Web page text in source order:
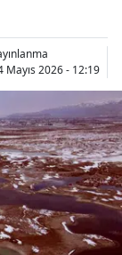
Balıkesir
Bilecik
Bingöl
Bitlis
Bolu
Burdur
Mayıs 2026 - 12:19